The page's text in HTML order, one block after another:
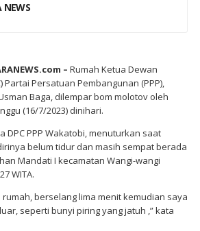
NEWS
– Rumah Ketua Dewan
Partai Persatuan Pembangunan (PPP),
Baga, dilempar bom molotov oleh
(16/7/2023) dinihari.
DPC PPP Wakatobi, menuturkan saat
belum tidur dan masih sempat berada
Mandati I kecamatan Wangi-wangi
WITA.
rumah, berselang lima menit kemudian saya
seperti bunyi piring yang jatuh ,” kata